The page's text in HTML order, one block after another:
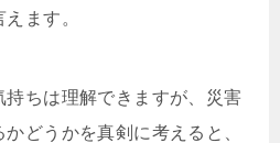
ます。
ちは理解できますが、災害
どうかを真剣に考えると、